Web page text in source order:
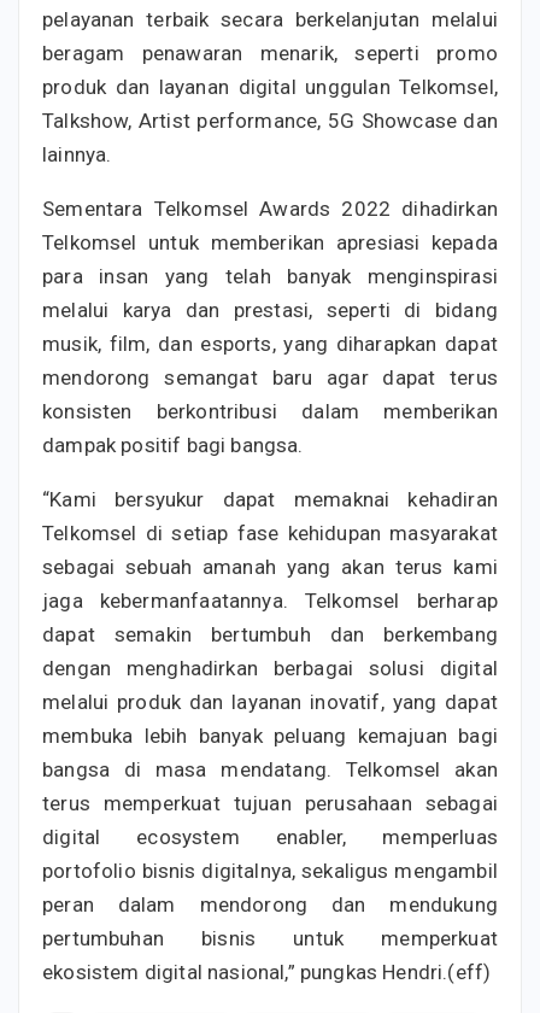
pelayanan terbaik secara berkelanjutan melalui
beragam penawaran menarik, seperti promo
produk dan layanan digital unggulan Telkomsel,
Talkshow, Artist performance, 5G Showcase dan
lainnya.
Sementara Telkomsel Awards 2022 dihadirkan
Telkomsel untuk memberikan apresiasi kepada
para insan yang telah banyak menginspirasi
melalui karya dan prestasi, seperti di bidang
musik, film, dan esports, yang diharapkan dapat
mendorong semangat baru agar dapat terus
konsisten berkontribusi dalam memberikan
dampak positif bagi bangsa.
“Kami bersyukur dapat memaknai kehadiran
Telkomsel di setiap fase kehidupan masyarakat
sebagai sebuah amanah yang akan terus kami
jaga kebermanfaatannya. Telkomsel berharap
dapat semakin bertumbuh dan berkembang
dengan menghadirkan berbagai solusi digital
melalui produk dan layanan inovatif, yang dapat
membuka lebih banyak peluang kemajuan bagi
bangsa di masa mendatang. Telkomsel akan
terus memperkuat tujuan perusahaan sebagai
digital ecosystem enabler, memperluas
portofolio bisnis digitalnya, sekaligus mengambil
peran dalam mendorong dan mendukung
pertumbuhan bisnis untuk memperkuat
ekosistem digital nasional,” pungkas Hendri.(eff)